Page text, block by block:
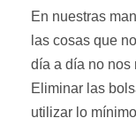
En nuestras
las cosas que
día a día no nos
Eliminar las
utilizar lo